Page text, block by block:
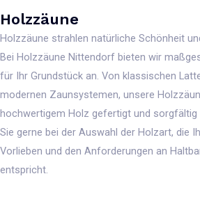
Holzzäune
Holzzäune strahlen natürliche Schönheit
Bei Holzzäune Nittendorf bieten wir
für Ihr Grundstück an. Von klassischen
modernen Zaunsystemen, unsere
hochwertigem Holz gefertigt und sorgfältig
Sie gerne bei der Auswahl der Holzart, die
Vorlieben und den Anforderungen an
entspricht.